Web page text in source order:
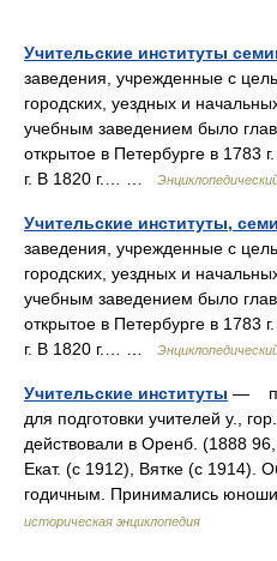
Учительские институты
заведения, учрежденные с
городских, уездных и
учебным заведением было
открытое в Петербурге в 1783
г. В 1820 г.… …
Учительские институты,
заведения, учрежденные с
городских, уездных и
учебным заведением было
открытое в Петербурге в 1783
г. В 1820 г.… …
Учительские институты —
для подготовки учителей у.,
действовали в Оренб. (1888
Екат. (с 1912), Вятке (с 1914).
годичным. Принимались
историческая энциклопедия